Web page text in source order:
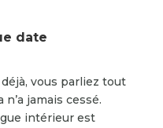
date
vous parliez tout
jamais cessé.
intérieur est